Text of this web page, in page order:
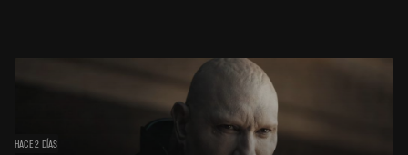
HACE 2 DÍAS